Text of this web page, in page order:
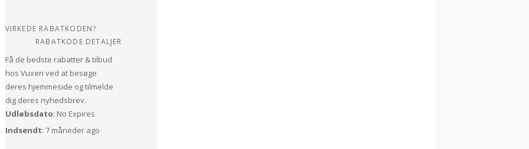
VIRKEDE RABATKODEN?
RABATKODE DETALJER
Få de bedste rabatter & tilbud
hos Vuxen ved at besøge
deres hjemmeside og tilmelde
dig deres nyhedsbrev.
Udløbsdato: No Expires
Indsendt: 7 måneder ago